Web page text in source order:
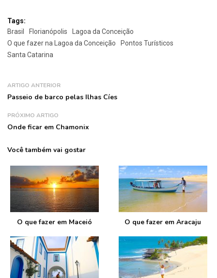
Tags:
Brasil
Florianópolis
Lagoa da Conceição
O que fazer na Lagoa da Conceição
Pontos Turísticos
Santa Catarina
ARTIGO ANTERIOR
Passeio de barco pelas Ilhas Cíes
PRÓXIMO ARTIGO
Onde ficar em Chamonix
Você também vai gostar
O que fazer em Maceió O que fazer em Aracaju